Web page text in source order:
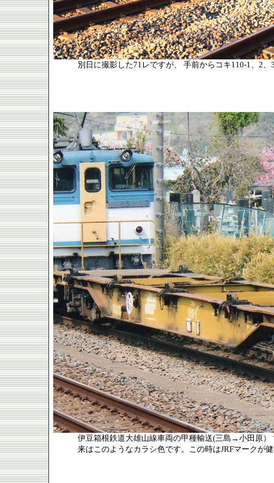
別日に撮影した71レですが、 手前からコキ110-1、2
伊豆箱根鉄道大雄山線車両の甲種輸送(三島→小田原
来はこのようなカラシ色です。この時はJRFマークが